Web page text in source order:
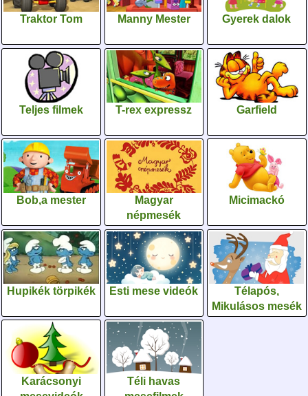
Traktor Tom Manny Mester Gyerek dalok
Teljes filmek T-rex expressz Garfield
Bob,a mester
Magyar
népmesék
Micimackó
Hupikék törpikék Esti mese videók
Télapós,
Mikulásos mesék
Karácsonyi
Téli havas